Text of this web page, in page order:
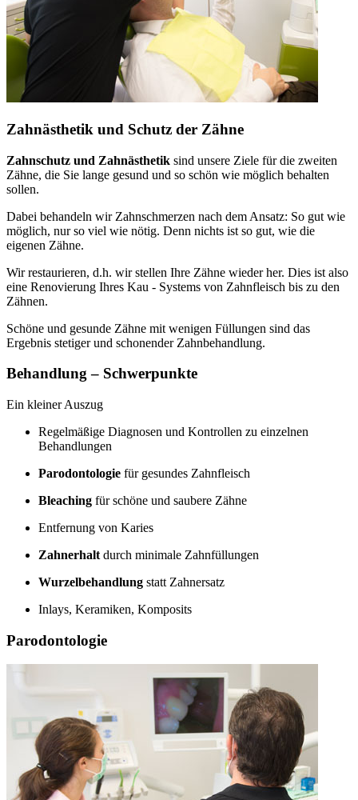
Zahnästhetik und Schutz der Zähne
Zahnschutz und Zahnästhetik sind unsere Ziele für die zweiten
Zähne, die Sie lange gesund und so schön wie möglich behalten
sollen.
Dabei behandeln wir Zahnschmerzen nach dem Ansatz: So gut wie
möglich, nur so viel wie nötig. Denn nichts ist so gut, wie die
eigenen Zähne.
Wir restaurieren, d.h. wir stellen Ihre Zähne wieder her. Dies ist also
eine Renovierung Ihres Kau - Systems von Zahnfleisch bis zu den
Zähnen.
Schöne und gesunde Zähne mit wenigen Füllungen sind das
Ergebnis stetiger und schonender Zahnbehandlung.
Behandlung – Schwerpunkte
Ein kleiner Auszug
Regelmäßige Diagnosen und Kontrollen zu einzelnen
Behandlungen
Parodontologie für gesundes Zahnfleisch
Bleaching für schöne und saubere Zähne
Entfernung von Karies
Zahnerhalt durch minimale Zahnfüllungen
Wurzelbehandlung statt Zahnersatz
Inlays, Keramiken, Komposits
Parodontologie